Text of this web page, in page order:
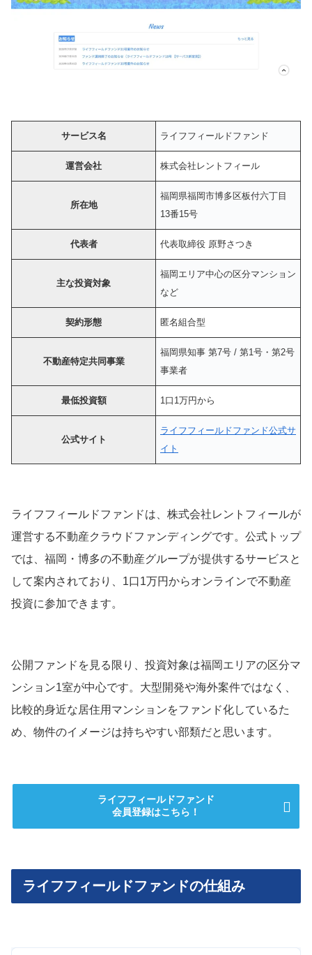
サービス名 ライフフィールドファンド
運営会社 株式会社レントフィール
所在地
福岡県福岡市博多区板付六丁目
13番15号
代表者 代表取締役 原野さつき
主な投資対象
福岡エリア中心の区分マンション
など
契約形態 匿名組合型
不動産特定共同事業
福岡県知事 第7号 / 第1号・第2号
事業者
最低投資額 1口1万円から
公式サイト
ライフフィールドファンド公式サ
イト
ライフフィールドファンドは、株式会社レントフィールが
運営する不動産クラウドファンディングです。公式トップ
では、福岡・博多の不動産グループが提供するサービスと
して案内されており、1口1万円からオンラインで不動産
投資に参加できます。
公開ファンドを見る限り、投資対象は福岡エリアの区分マ
ンション1室が中心です。大型開発や海外案件ではなく、
比較的身近な居住用マンションをファンド化しているた
め、物件のイメージは持ちやすい部類だと思います。
ライフフィールドファンド
会員登録はこちら！
ライフフィールドファンドの仕組み